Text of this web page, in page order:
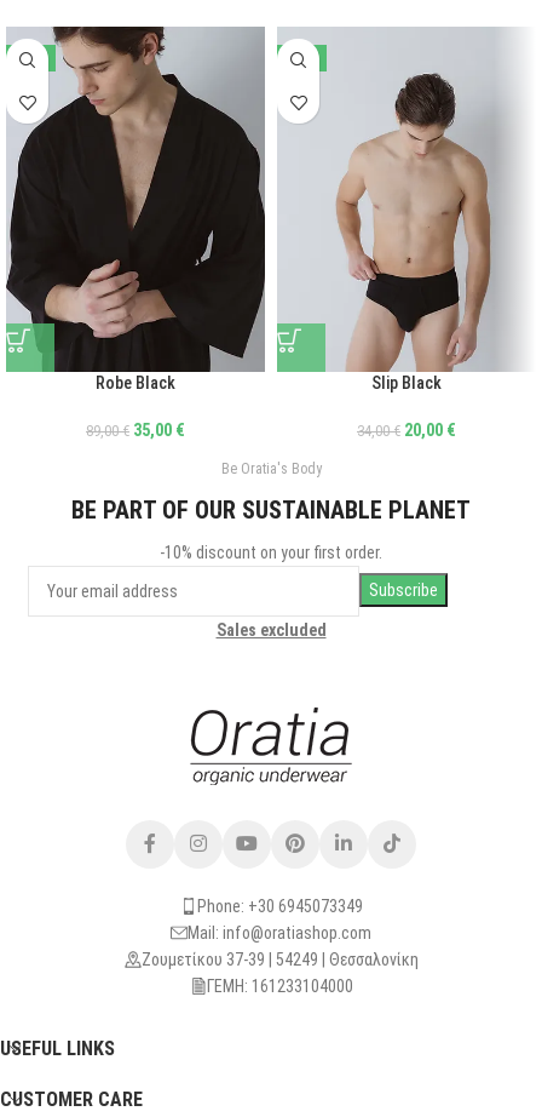
-61%
Robe Black
89,00€ 35,00 €
-41%
Slip Black
34,00€ 20,00 €
Be Oratia's Body
BE PART OF OUR SUSTAINABLE PLANET
-10% discount on your first order.
Sales excluded
Phone: +30 6945073349
Mail: info@oratiashop.com
Ζουμετίκου 37-39 | 54249 | Θεσσαλονίκη
ΓΕΜΗ: 161233104000
USEFUL LINKS
CUSTOMER CARE